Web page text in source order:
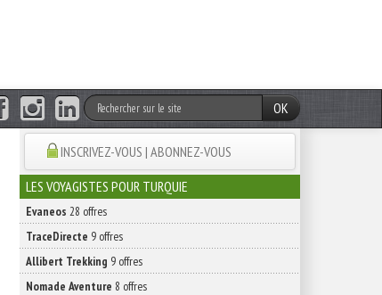
OK
INSCRIVEZ-VOUS | ABONNEZ-VOUS
LES VOYAGISTES POUR TURQUIE
Evaneos 28 offres
TraceDirecte 9 offres
Allibert Trekking 9 offres
Nomade Aventure 8 offres